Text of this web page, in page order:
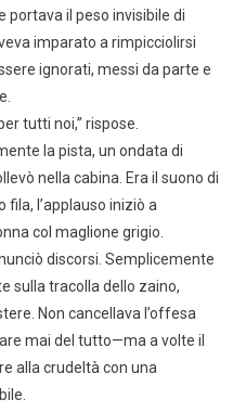
portava il peso invisibile di
imparato a rimpicciolirsi
ignorati, messi da parte e
tutti noi,” rispose.
la pista, un ondata di
nella cabina. Era il suono di
fila, l’applauso iniziò a
col maglione grigio.
discorsi. Semplicemente
sulla tracolla dello zaino,
Non cancellava l’offesa
mai del tutto—ma a volte il
alla crudeltà con una